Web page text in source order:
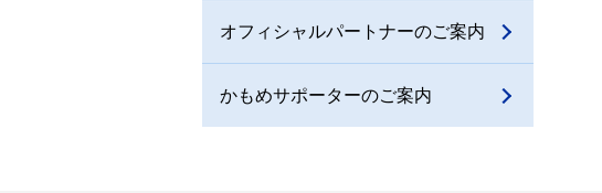
オフィシャルパートナーのご案内
かもめサポーターのご案内